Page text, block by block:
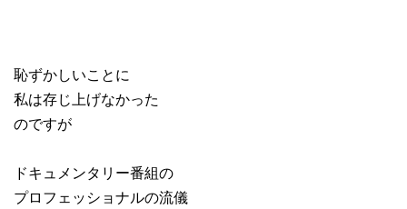
恥ずかしいことに
私は存じ上げなかった
のですが
ドキュメンタリー番組の
プロフェッショナルの流儀